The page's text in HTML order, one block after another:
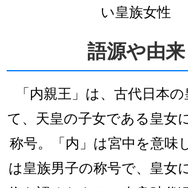
い皇族女性
語源や由来
「内親王」は、古代日本
て、天皇の子女である皇女
称号。「内」は宮中を意味
は皇族男子の称号で、皇女